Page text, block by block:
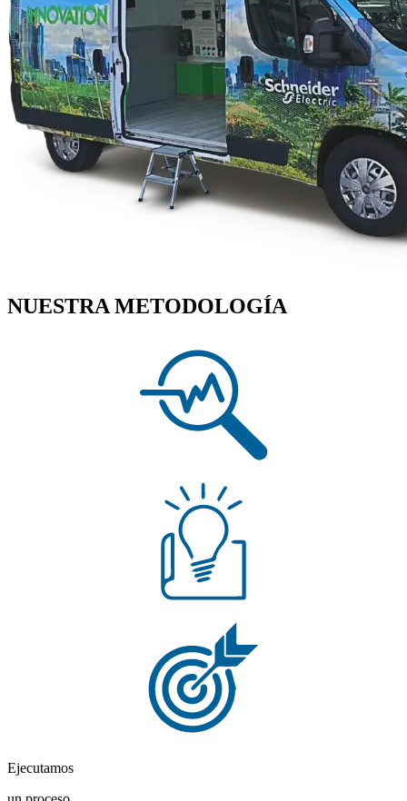
NUESTRA METODOLOGÍA
Ejecutamos